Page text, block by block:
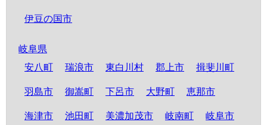
伊豆の国市
岐阜県
安八町
瑞浪市 東白川村 郡上市 揖斐川町
羽島市 御嵩町 下呂市 大野町 恵那市
海津市 池田町 美濃加茂市 岐南町 岐阜市